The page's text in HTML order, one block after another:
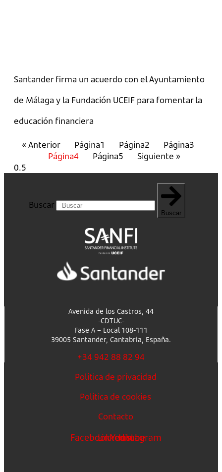
Santander firma un acuerdo con el Ayuntamiento
de Málaga y la Fundación UCEIF para fomentar la
educación financiera
« Anterior Página1 Página2 Página3
Página4 Página5 Siguiente »
Buscar
Buscar
Avenida de los Castros, 44
-CDTUC-
Fase A – Local 108-111
39005 Santander, Cantabria, España.
+34 942 88 82 94
Política de privacidad
Política de cookies
Contacto
FacebookLinkedin
Youtube
Instagram